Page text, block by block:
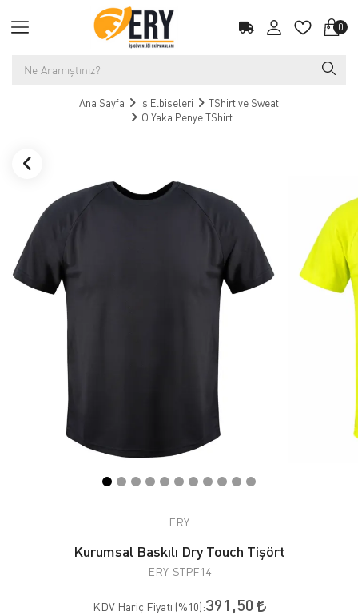
0
Ana Sayfa İş Elbiseleri
TShirt ve Sweat
O Yaka Penye TShirt
ERY
Kurumsal Baskılı Dry Touch Tişört
ERY-STPF14
KDV Hariç Fiyatı (%10):391,50